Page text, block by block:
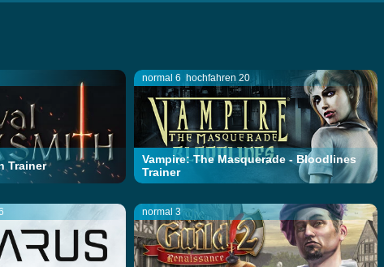
Trainer
normal 6 hochfahren 20
Vampire: The Masquerade - Bloodlines
Trainer
normal 3